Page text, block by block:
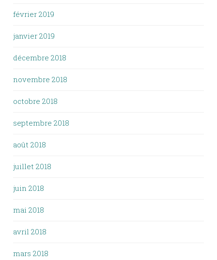
février 2019
janvier 2019
décembre 2018
novembre 2018
octobre 2018
septembre 2018
août 2018
juillet 2018
juin 2018
mai 2018
avril 2018
mars 2018